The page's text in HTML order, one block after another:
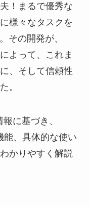
！まるで優秀な
様々なタスクを
その開発が、
よって、これま
、そして信頼性
。
に基づき、
能、具体的な使い
かりやすく解説